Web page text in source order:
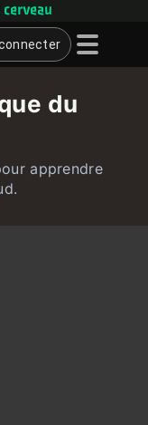
du
apprendre